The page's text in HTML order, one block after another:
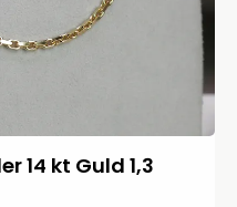
14 kt Guld 1,3